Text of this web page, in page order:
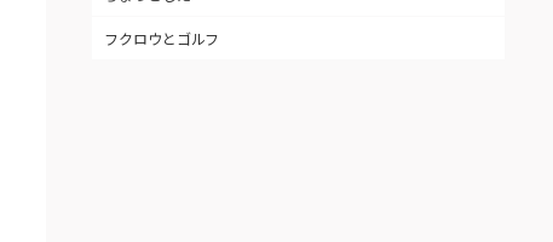
フクロウとゴルフ